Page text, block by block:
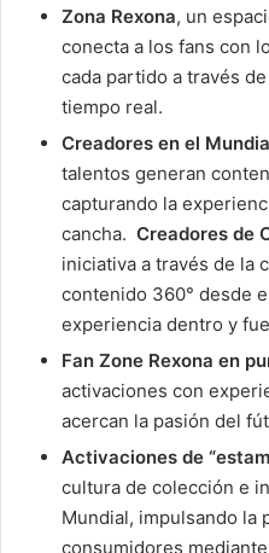
Zona Rexona, un
conecta a los fans con
cada partido a través
tiempo real.
Creadores en el
talentos generan
capturando la
cancha. Creadores de
iniciativa a través de la
contenido 360° desde
experiencia dentro y
Fan Zone Rexona en
activaciones con
acercan la pasión del
Activaciones de
cultura de colección e
Mundial, impulsando la
consumidores